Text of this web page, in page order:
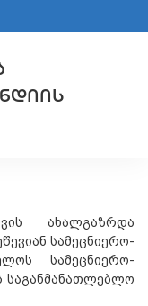
ახალგაზრდა
სა­მეცნიერო-
სამეცნიერო-
საგანმანათლებლო